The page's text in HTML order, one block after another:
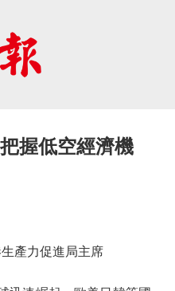
握低空經濟機
產力促進局主席